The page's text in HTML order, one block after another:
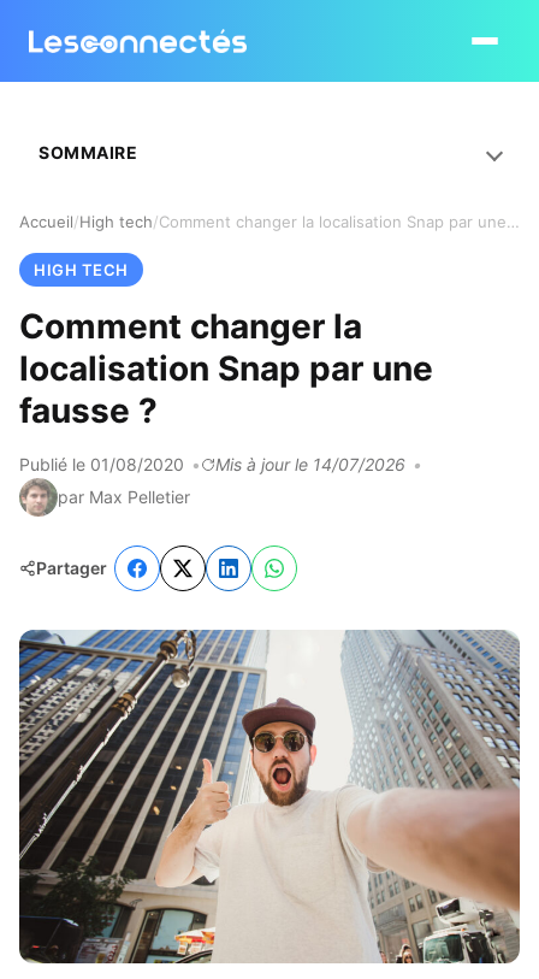
Ouvrir le
Accueil High tech Comment changer la localisation Snap par une fausse ?
HIGH TECH
Comment changer la
localisation Snap par une
fausse ?
Publié le 01/08/2020
Mis à jour le 14/07/2026
par Max Pelletier
Partager
SOMMAIRE